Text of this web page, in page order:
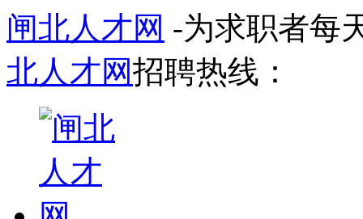
闸北人才网 -为求职者每
北人才网招聘热线：